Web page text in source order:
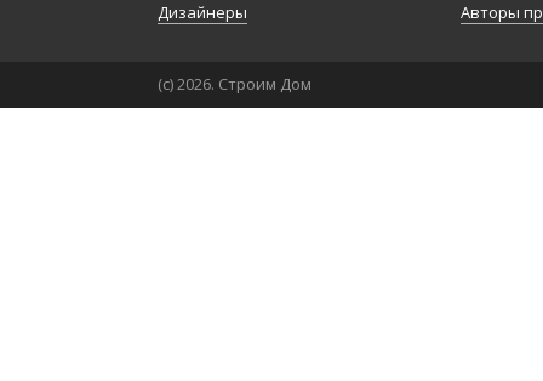
Дизайнеры
Авторы
(с) 2026. Строим Дом